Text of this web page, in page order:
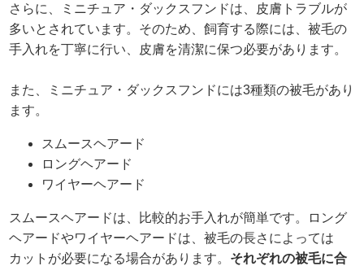
さらに、ミニチュア・ダックスフンドは、皮膚トラブルが
多いとされています。そのため、飼育する際には、被毛の
手入れを丁寧に行い、皮膚を清潔に保つ必要があります。
また、ミニチュア・ダックスフンドには3種類の被毛があり
ます。
スムースヘアード
ロングヘアード
ワイヤーヘアード
スムースヘアードは、比較的お手入れが簡単です。ロング
ヘアードやワイヤーヘアードは、被毛の長さによっては
カットが必要になる場合があります。 それぞれの被毛に合